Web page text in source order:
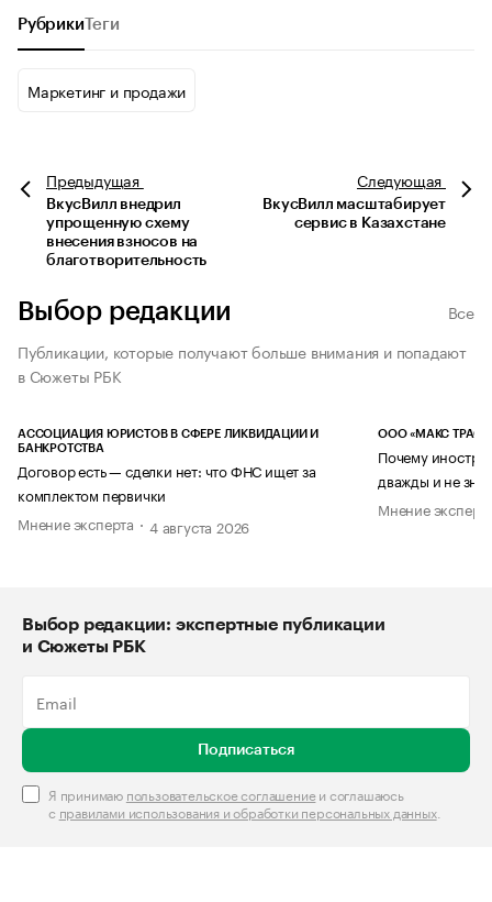
Рубрики Теги
Маркетинг и продажи
Предыдущая
ВкусВилл внедрил
упрощенную схему
внесения взносов на
благотворительность
Следующая
ВкусВилл масштабирует
сервис в Казахстане
Выбор редакции
Все
Публикации, которые получают больше внимания и попадают
в Сюжеты РБК
АССОЦИАЦИЯ ЮРИСТОВ В СФЕРЕ ЛИКВИДАЦИИ И
БАНКРОТСТВА
Договор есть — сделки нет: что ФНС ищет за
комплектом первички
Мнение эксперта
4 августа 2026
ООО «МАКС ТРАСТ»
Почему
дважды и не
Мнение
Выбор редакции: экспертные публикации
и Сюжеты РБК
Подписаться
Я принимаю пользовательское соглашениеи соглашаюсь
с правилами использования и обработки персональных данных.